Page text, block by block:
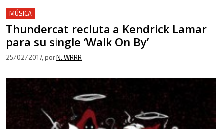
MÚSICA
Thundercat recluta a Kendrick Lamar
para su single ‘Walk On By’
25/02/2017, porN. WRRR